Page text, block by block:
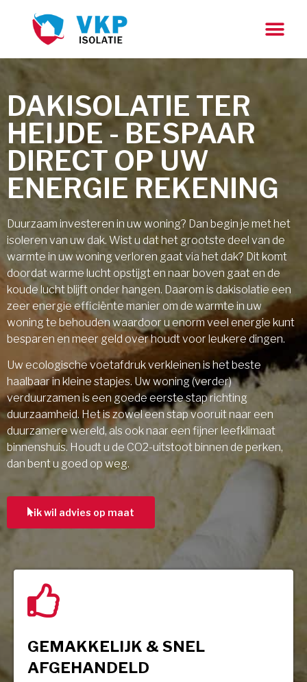
DAKISOLATIE TER
HEIJDE - BESPAAR
DIRECT OP UW
ENERGIE REKENING
Duurzaam investeren in uw woning? Dan begin je met het
isoleren van uw dak. Wist u dat het grootste deel van de
warmte in uw woning verloren gaat via het dak? Dit komt
doordat warme lucht opstijgt en naar boven gaat en de
koude lucht blijft onder hangen. Daarom is dakisolatie een
zeer energie efficiënte manier om de warmte in uw
woning te behouden waardoor u enorm veel energie kunt
besparen en meer geld over houdt voor leukere dingen.
Uw ecologische voetafdruk verkleinen is het beste
haalbaar in kleine stapjes. Uw woning (verder)
verduurzamen is een goede eerste stap richting
duurzaamheid. Het is zowel een stap vooruit naar een
duurzamere wereld, als ook naar een fijner leefklimaat
binnenshuis. Houdt u de CO2-uitstoot binnen de perken,
dan bent u goed op weg.
ik wil advies op maat
GEMAKKELIJK & SNEL
AFGEHANDELD